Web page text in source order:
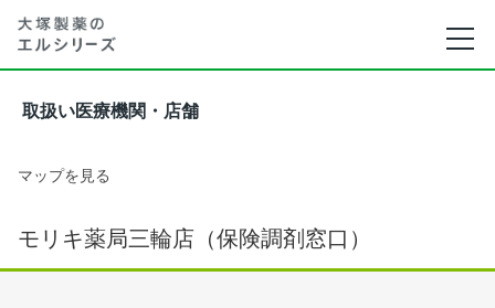
取扱い医療機関・店舗
マップを見る
モリキ薬局三輪店（保険調剤窓口）